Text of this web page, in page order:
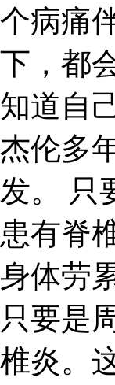
个病痛
下，都
知道自
杰伦多
发。 只
患有脊
身体劳
只要是
椎炎。